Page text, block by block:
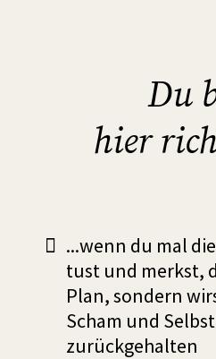
Du
hier
...wenn du mal
tust und merkst,
Plan, sondern
Scham und
zurückgehalten